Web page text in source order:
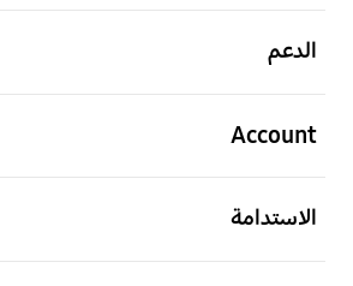
الدعم
Account
الاستدامة